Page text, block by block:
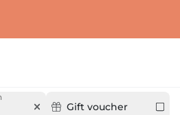
Gift voucher